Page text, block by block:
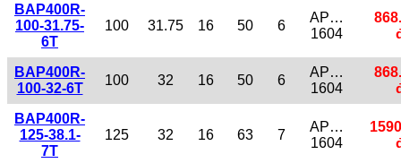
BAP400R-
100-31.75-
6T
100 31.75 16 50 6
AP…
1604
BAP400R-
100-32-6T
100 32 16 50 6
AP…
1604
BAP400R-
125-38.1-
7T
125 32 16 63 7
AP…
1604